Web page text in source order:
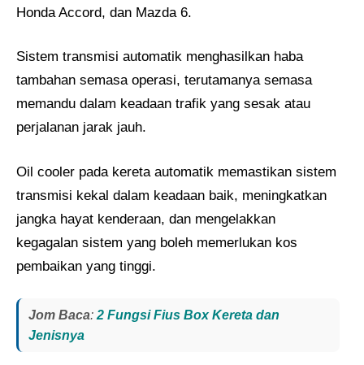
Honda Accord, dan Mazda 6.
Sistem transmisi automatik menghasilkan haba
tambahan semasa operasi, terutamanya semasa
memandu dalam keadaan trafik yang sesak atau
perjalanan jarak jauh.
Oil cooler pada kereta automatik memastikan sistem
transmisi kekal dalam keadaan baik, meningkatkan
jangka hayat kenderaan, dan mengelakkan
kegagalan sistem yang boleh memerlukan kos
pembaikan yang tinggi.
Jom Baca: 2 Fungsi Fius Box Kereta dan
Jenisnya